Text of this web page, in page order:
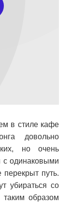
в стиле кафе
довольно
но очень
с одинаковыми
путь.
убираться со
таким образом